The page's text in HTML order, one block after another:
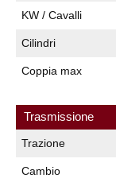
KW / Cavalli
Cilindri
Coppia max
Trasmissione
Trazione
Cambio